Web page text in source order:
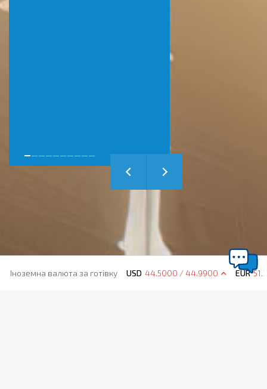
Іноземна валюта за готівку USD 44.5000 / 44.9900 EUR